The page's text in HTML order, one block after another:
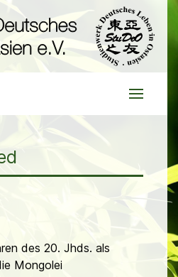
des 20. Jhds. als
Mongolei